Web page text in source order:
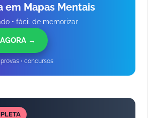
em Mapas Mentais
• fácil de memorizar
→
• concursos